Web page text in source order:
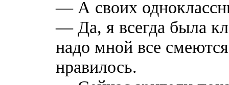
— А своих
— Да, я всегда была
надо мной все
нравилось.